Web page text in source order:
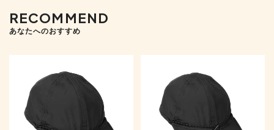
RECOMMEND
あなたへのおすすめ